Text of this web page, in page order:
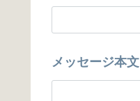
メッセージ本文